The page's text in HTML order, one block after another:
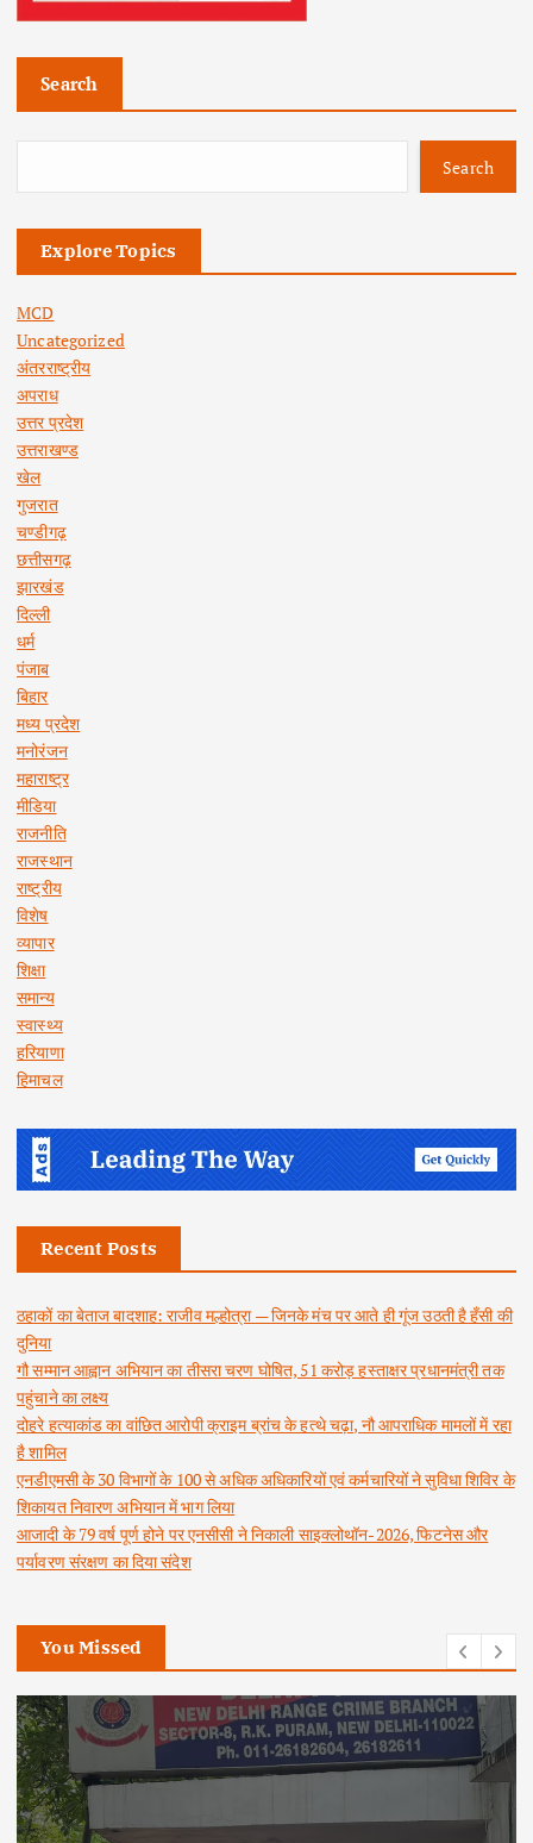
Search
Search
Explore Topics
MCD
Uncategorized
अंतरराष्ट्रीय
अपराध
उत्तर प्रदेश
उत्तराखण्ड
खेल
गुजरात
चण्डीगढ़
छत्तीसगढ़
झारखंड
दिल्ली
धर्म
पंजाब
बिहार
मध्य प्रदेश
मनोरंजन
महाराष्ट्र
मीडिया
राजनीति
राजस्थान
राष्ट्रीय
विशेष
व्यापार
शिक्षा
समान्य
स्वास्थ्य
हरियाणा
हिमाचल
Recent Posts
ठहाकों का बेताज बादशाह: राजीव मल्होत्रा — जिनके मंच पर आते ही गूंज उठती है हँसी की
दुनिया
गौ सम्मान आह्वान अभियान का तीसरा चरण घोषित, 51 करोड़ हस्ताक्षर प्रधानमंत्री तक
पहुंचाने का लक्ष्य
दोहरे हत्याकांड का वांछित आरोपी क्राइम ब्रांच के हत्थे चढ़ा, नौ आपराधिक मामलों में रहा
है शामिल
एनडीएमसी के 30 विभागों के 100 से अधिक अधिकारियों एवं कर्मचारियों ने सुविधा शिविर के
शिकायत निवारण अभियान में भाग लिया
आजादी के 79 वर्ष पूर्ण होने पर एनसीसी ने निकाली साइक्लोथॉन-2026, फिटनेस और
पर्यावरण संरक्षण का दिया संदेश
You Missed